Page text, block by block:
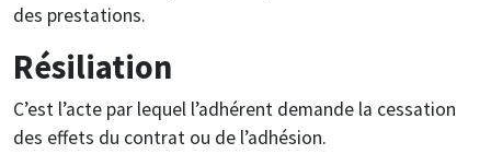
des prestations.
Résiliation
C’est l’acte par lequel l’adhérent demande la cessation
des effets du contrat ou de l’adhésion.